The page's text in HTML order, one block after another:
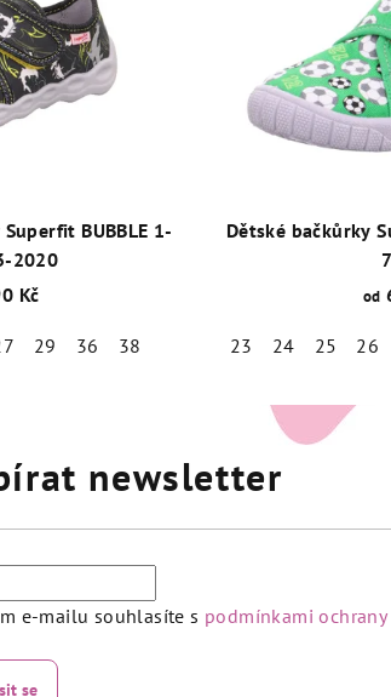
BUBBLE 1-
2020
Kč
29 36 38
Dětské bačkůrky
od
23 24 25 26
newsletter
e-mailu souhlasíte s podmínkami
se